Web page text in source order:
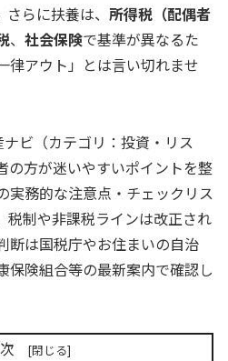
らに扶養は、 所得税（配偶者
、 社会保険で基準が異なるた
律アウト」とは言い切れませ
ビ（カテゴリ：投資・リス
の方が迷いやすいポイントを整
実務的な注意点・チェックリス
税制や非課税ラインは改正され
断は国税庁やお住まいの自治
保険組合等の最新案内で確認し